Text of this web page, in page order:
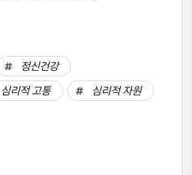
정신건강
심리적 고통
심리적 자원